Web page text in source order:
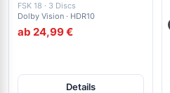
FSK 18 · 3 Discs
Dolby Vision · HDR10
ab 24,99 €
Details